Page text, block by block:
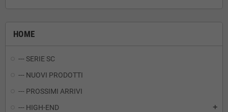
HOME
--- SERIE SC
--- NUOVI PRODOTTI
--- PROSSIMI ARRIVI
--- HIGH-END
add